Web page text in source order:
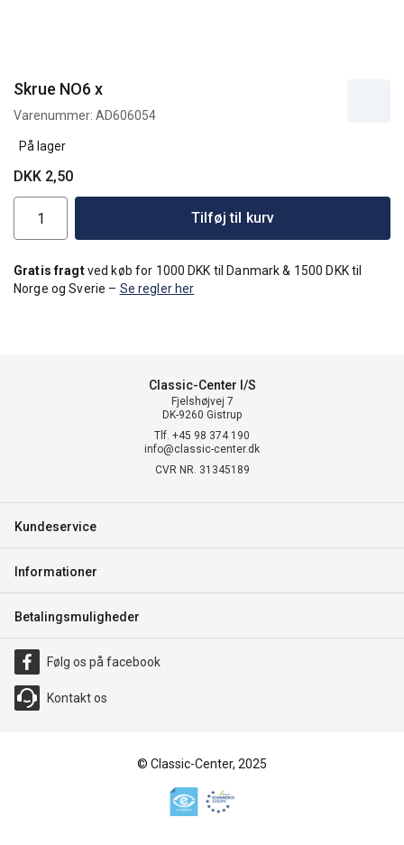
Skrue NO6 x
Varenummer: AD606054
På lager
DKK 2,50
Tilføj til kurv
Gratis fragtved køb for 1000 DKK til Danmark & 1500 DKK til
Norge og Sverie – Se regler her
Classic-Center I/S
Fjelshøjvej 7
DK-9260 Gistrup
Tlf. +45 98 374 190
info@classic-center.dk
CVR NR. 31345189
Kundeservice
Informationer
Betalingsmuligheder
Følg os på facebook
Kontakt os
© Classic-Center, 2025